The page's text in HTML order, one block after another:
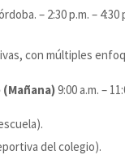
– 2:30 p.m. – 4:30
con múltiples
9:00 a.m. –
del colegio).